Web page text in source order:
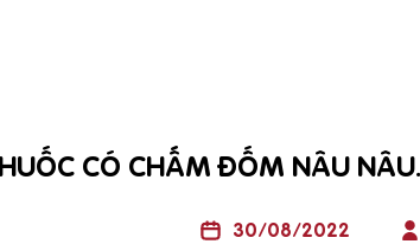
CÓ CHẤM ĐỐM NÂU
30/08/2022